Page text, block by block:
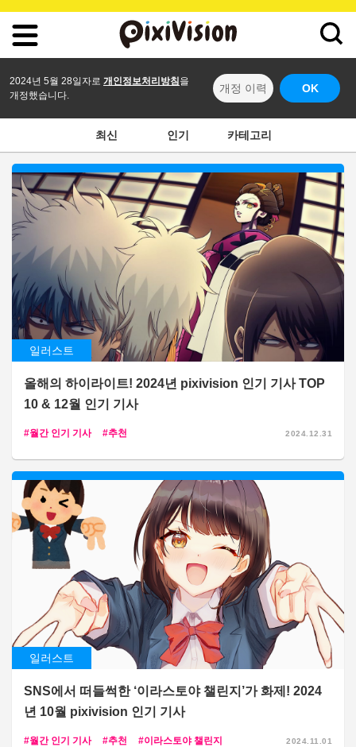
2024년 5월 28일자로 개인정보처리방침 을
개정했습니다.
개정 이력 OK
최신 인기 카테고리
일러스트
올해의 하이라이트! 2024년 pixivision 인기 기사 TOP
10 & 12월 인기 기사
월간 인기 기사 추천 2024.12.31
일러스트
SNS에서 떠들썩한 ‘이라스토야 챌린지’가 화제! 2024
년 10월 pixivision 인기 기사
월간 인기 기사 추천 이라스토야 챌린지 2024.11.01